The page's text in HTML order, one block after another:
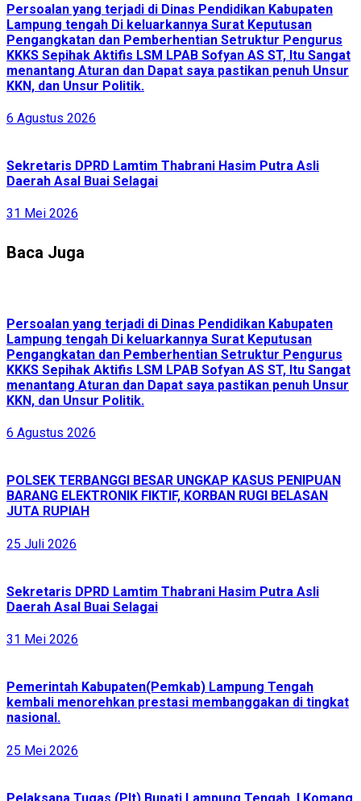
Persoalan yang terjadi di Dinas Pendidikan Kabupaten
Lampung tengah Di keluarkannya Surat Keputusan
Pengangkatan dan Pemberhentian Setruktur Pengurus
KKKS Sepihak Aktifis LSM LPAB Sofyan AS ST, Itu Sangat
menantang Aturan dan Dapat saya pastikan penuh Unsur
KKN, dan Unsur Politik.
6 Agustus 2026
Sekretaris DPRD Lamtim Thabrani Hasim Putra Asli
Daerah Asal Buai Selagai
31 Mei 2026
Baca Juga
Persoalan yang terjadi di Dinas Pendidikan Kabupaten
Lampung tengah Di keluarkannya Surat Keputusan
Pengangkatan dan Pemberhentian Setruktur Pengurus
KKKS Sepihak Aktifis LSM LPAB Sofyan AS ST, Itu Sangat
menantang Aturan dan Dapat saya pastikan penuh Unsur
KKN, dan Unsur Politik.
6 Agustus 2026
POLSEK TERBANGGI BESAR UNGKAP KASUS PENIPUAN
BARANG ELEKTRONIK FIKTIF, KORBAN RUGI BELASAN
JUTA RUPIAH
25 Juli 2026
Sekretaris DPRD Lamtim Thabrani Hasim Putra Asli
Daerah Asal Buai Selagai
31 Mei 2026
Pemerintah Kabupaten(Pemkab) Lampung Tengah
kembali menorehkan prestasi membanggakan di tingkat
nasional.
25 Mei 2026